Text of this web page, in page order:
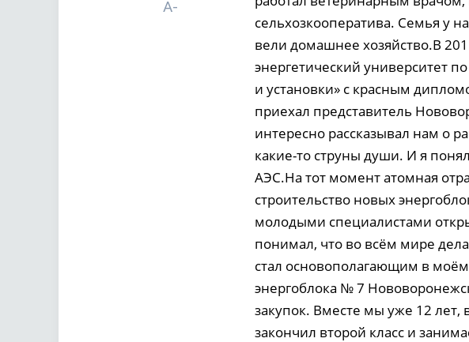
A-
сельхозкооператива. Семья у
вели домашнее хозяйство.В
энергетический университет
и установки» с красным
приехал представитель
интересно рассказывал нам о
какие-то струны души. И я
АЭС.На тот момент атомная
строительство новых
молодыми специалистами
понимал, что во всём мире
стал основополагающим в
энергоблока № 7
закупок. Вместе мы уже 12 лет,
закончил второй класс и